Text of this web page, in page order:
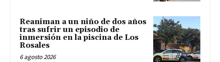
Reaniman a un niño de dos años
tras sufrir un episodio de
inmersión en la piscina de Los
Rosales
6 agosto 2026